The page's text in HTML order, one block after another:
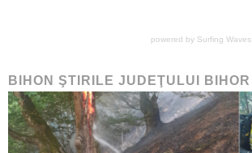
powered by Surfing Waves
BIHON ŞTIRILE JUDEŢULUI BIHOR